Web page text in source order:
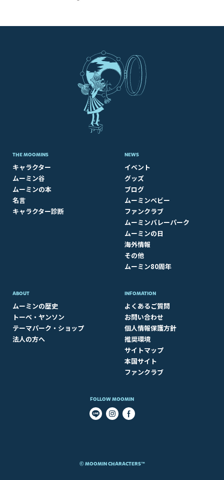
THE MOOMINS
キャラクター
ムーミン谷
ムーミンの本
名言
キャラクター診断
NEWS
イベント
グッズ
ブログ
ムーミンベビー
ファンクラブ
ムーミンバレーパーク
ムーミンの日
海外情報
その他
ムーミン80周年
ABOUT​
ムーミンの歴史
トーベ・ヤンソン
テーマパーク・ショップ
法人の方へ
INFOMATION
よくあるご質問
お問い合わせ
個人情報保護方針
推奨環境
サイトマップ
本国サイト
ファンクラブ
FOLLOW MOOMIN
© MOOMIN CHARACTERS™​